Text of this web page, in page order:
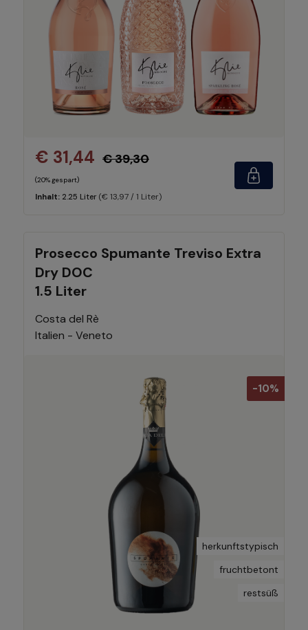
€ 31,44 € 39,30
(20% gespart)
Inhalt: 2.25 Liter (€ 13,97 / 1 Liter)
Prosecco Spumante Treviso Extra
Dry DOC
1.5 Liter
Costa del Rè
Italien - Veneto
-10%
herkunftstypisch
fruchtbetont
restsüß